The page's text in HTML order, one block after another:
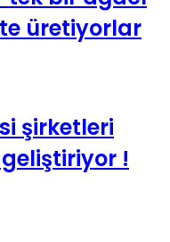
üretiyorlar
şirketleri
!